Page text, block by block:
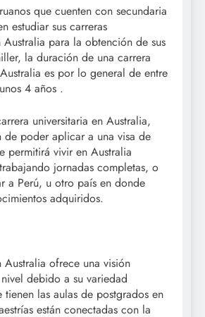
que cuenten con secundaria
estudiar sus carreras
Australia para la obtención de sus
la duración de una carrera
es por lo general de entre
4 años .
universitaria en Australia,
de poder aplicar a una visa de
permitirá vivir en Australia
jornadas completas, o
a Perú, u otro país en donde
adquiridos.
Australia ofrece una visión
debido a su variedad
tienen las aulas de postgrados en
están conectadas con la